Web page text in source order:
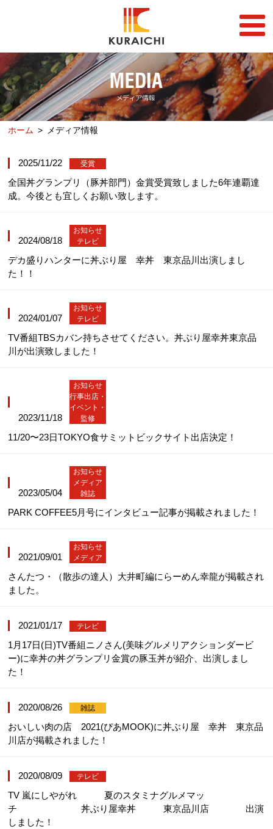
FC事業
FRANCHISE
店舗一覧
STORE
DON STORE
テイクアウト/デリバリー
RECRUIT
メディア情報
ホーム メディア情報
2025/11/22 受賞
全国丼グランプリ（豚丼部門）金賞受賞致しました6年連覇達
成。今後とも宜しくお願い致します。
2024/08/18
お知らせ
テレビ
デカ盛りハンターに丼ぶり屋 幸丼 東京品川出演しまし
た！！
2024/01/07
お知らせ
テレビ
TV番組TBSカバン持ちさせてください。丼ぶり屋幸丼東京品
川が出演致しました！
2023/11/18
お知らせ
行事出店・
イベント・
監修
11/20〜23日TOKYO食サミットビックサイト出店決定！
2023/05/04
お知らせ
メディア
雑誌
PARK COFFEE5月号にインタビュー記事が掲載されました！
2021/09/01
お知らせ
メディア
さんたつ・（散歩の達人）大井町編にらーめん幸龍が掲載され
ました。
2021/01/17 テレビ
1月17日(日)TV番組ニノさん(美味グルメリアクションダービ
ー)に幸丼の丼グランプリ金賞の豚玉丼が紹介、出演しまし
た！
2020/08/26 雑誌
おいしい肉の店 2021(ぴあMOOK)に丼ぶり屋 幸丼 東京品
川店が掲載されました！
2020/08/09 テレビ
TV 嵐にしやがれ 夏のスタミナグルメマッ
チ 丼ぶり屋幸丼 東京品川店 出演
しました！